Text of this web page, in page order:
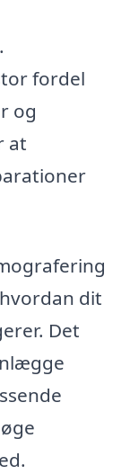
fordel
og
at
dit
Det